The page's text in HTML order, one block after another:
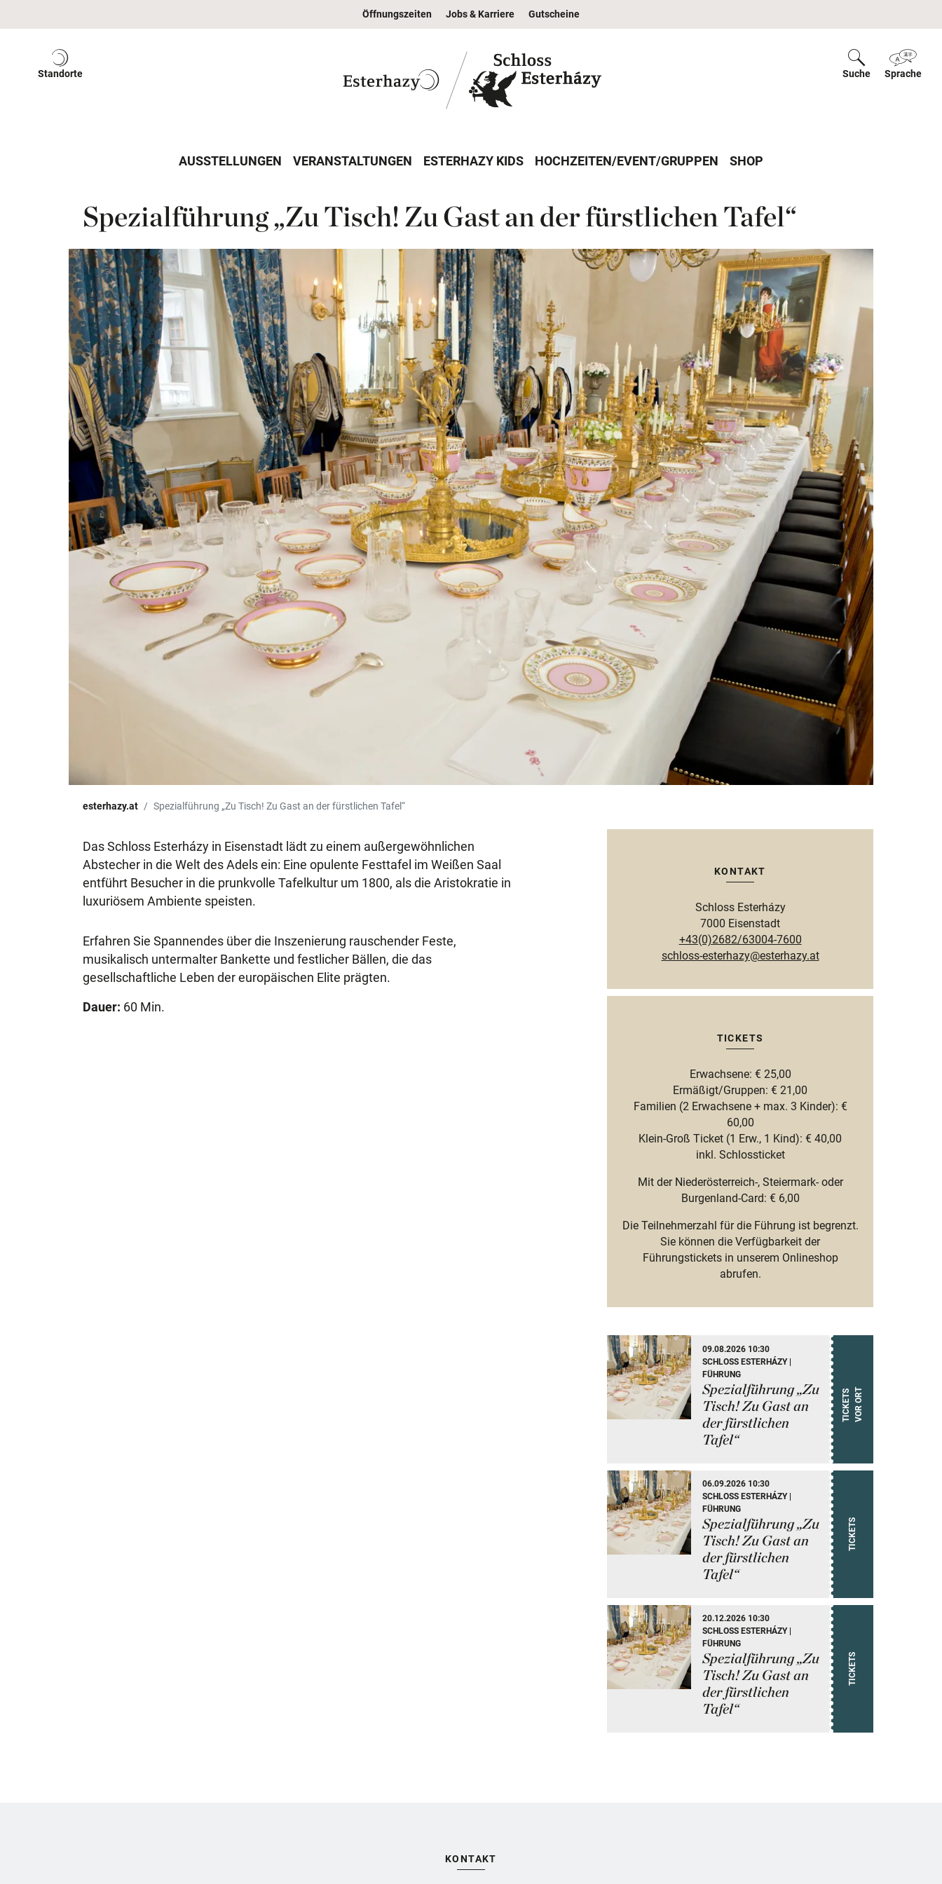
Öffnungszeiten Jobs & Karriere Gutscheine
Standorteein-/ausblenden Sucheein-/Sprache
AUSSTELLUNGEN VERANSTALTUNGEN ESTERHAZY KIDS HOCHZEITEN/EVENT/GRUPPEN SHOP
Spezialführung „Zu Tisch! Zu Gast an der fürstlichen Tafel“
esterhazy.at Spezialführung „Zu Tisch! Zu Gast an der fürstlichen Tafel“
Das Schloss Esterházy in Eisenstadt lädt zu einem außergewöhnlichen
Abstecher in die Welt des Adels ein: Eine opulente Festtafel im Weißen Saal
entführt Besucher in die prunkvolle Tafelkultur um 1800, als die Aristokratie in
luxuriösem Ambiente speisten.
Erfahren Sie Spannendes über die Inszenierung rauschender Feste,
musikalisch untermalter Bankette und festlicher Bällen, die das
gesellschaftliche Leben der europäischen Elite prägten.
Dauer: 60 Min.
KONTAKT
Schloss Esterházy
7000 Eisenstadt
+43(0)2682/63004-7600
schloss-esterhazy@esterhazy.at
TICKETS
Erwachsene: € 25,00
Ermäßigt/Gruppen: € 21,00
Familien (2 Erwachsene + max. 3 Kinder): €
60,00
Klein-Groß Ticket (1 Erw., 1 Kind): € 40,00
inkl. Schlossticket
Mit der Niederösterreich-, Steiermark- oder
Burgenland-Card: € 6,00
Die Teilnehmerzahl für die Führung ist begrenzt.
Sie können die Verfügbarkeit der
Führungstickets in unserem Onlineshop
abrufen.
09.08.2026 10:30
SCHLOSS ESTERHÁZY |
FÜHRUNG
Spezialführung „Zu
Tisch! Zu Gast an
der fürstlichen
Tafel“
T
I
C
K
E
T
S
V
O
R
O
RT
06.09.2026 10:30
SCHLOSS ESTERHÁZY |
FÜHRUNG
Spezialführung „Zu
Tisch! Zu Gast an
der fürstlichen
Tafel“
TICKETS
20.12.2026 10:30
SCHLOSS ESTERHÁZY |
FÜHRUNG
Spezialführung „Zu
Tisch! Zu Gast an
der fürstlichen
Tafel“
TICKETS
KONTAKT